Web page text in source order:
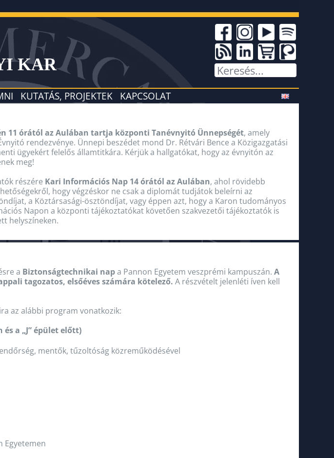
KAR
KUTATÁS, PROJEKTEK KAPCSOLAT
11 órától az Aulában tartja központi Tanévnyitó Ünnepségét, amely
rendezvénye. Ünnepi beszédet mond Dr. Rétvári Bence a Közigazgatási
ügyekért felelős államtitkára. Kérjük a hallgatókat, hogy az évnyitón az
meg!
részére Kari Információs Nap 14 órától az Aulában, ahol rövidebb
hogy végzéskor ne csak a diplomát tudjátok beleírni az
a Köztársasági-ösztöndíjat, vagy éppen azt, hogy a Karon tudományos
Napon a központi tájékoztatókat követően szakvezetői tájékoztatók is
helyszíneken.
a Biztonságtechnikai napa Pannon Egyetem veszprémi kampuszán. A
tagozatos, elsőéves számára kötelező. A részvételt jelenléti íven kell
az alábbi program vonatkozik:
a „J” épület előtt)
mentők, tűzoltóság közreműködésével
Egyetemen